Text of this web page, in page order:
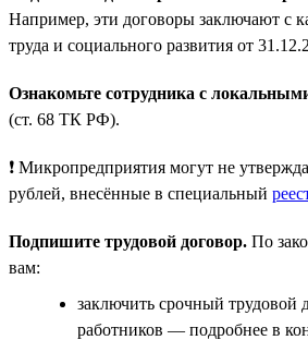
Например, эти договоры заключают с
труда и социального развития от
Ознакомьте сотрудника с
(ст. 68 ТК РФ).
❗ Микропредприятия могут не
рублей, внесённые в специальный
Подпишите трудовой договор. По
вам:
заключить срочный трудовой
работников — подробнее в